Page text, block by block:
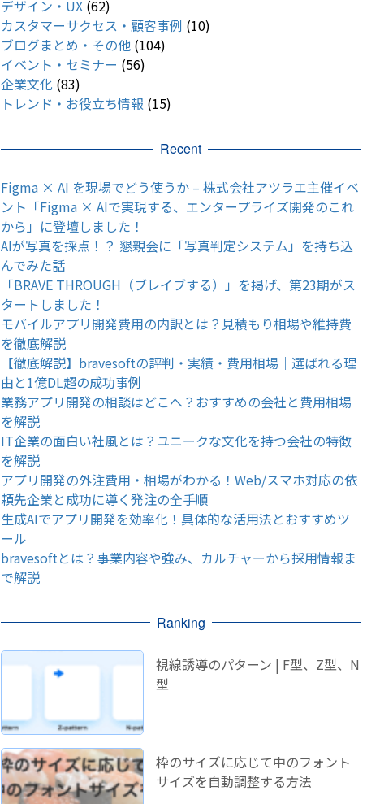
デザイン・UX (62)
カスタマーサクセス・顧客事例 (10)
ブログまとめ・その他 (104)
イベント・セミナー (56)
企業文化 (83)
トレンド・お役立ち情報 (15)
Recent
Figma × AI を現場でどう使うか – 株式会社アツラエ主催イベ
ント「Figma × AIで実現する、エンタープライズ開発のこれ
から」に登壇しました！
AIが写真を採点！？ 懇親会に「写真判定システム」を持ち込
んでみた話
「BRAVE THROUGH（ブレイブする）」を掲げ、第23期がス
タートしました！
モバイルアプリ開発費用の内訳とは？見積もり相場や維持費
を徹底解説
【徹底解説】bravesoftの評判・実績・費用相場｜選ばれる理
由と1億DL超の成功事例
業務アプリ開発の相談はどこへ？おすすめの会社と費用相場
を解説
IT企業の面白い社風とは？ユニークな文化を持つ会社の特徴
を解説
アプリ開発の外注費用・相場がわかる！Web/スマホ対応の依
頼先企業と成功に導く発注の全手順
生成AIでアプリ開発を効率化！具体的な活用法とおすすめツ
ール
bravesoftとは？事業内容や強み、カルチャーから採用情報ま
で解説
Ranking
視線誘導のパターン | F型、Z型、N
型
枠のサイズに応じて中のフォント
サイズを自動調整する方法